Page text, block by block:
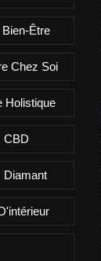
Bien-Être
Chez Soi
Holistique
CBD
Diamant